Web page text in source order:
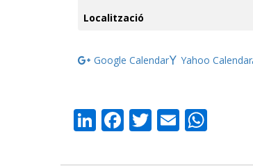
Localització
Google Calendar Yahoo Calendar
LinkedIn
Facebook
Twitter
Email